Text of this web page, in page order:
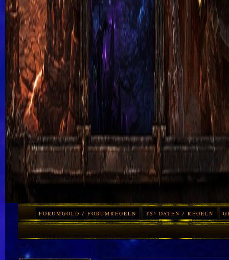
FORUMGOLD / FORUMREGELN TS³ DATEN / REGELN